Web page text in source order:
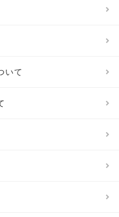
いて